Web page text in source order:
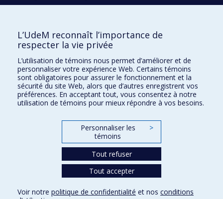
Kinésiologie et des sciences de l’activité physique
Orthophonie et audiologie
Réadaptation
Directions
DPC
CPASS
L’UdeM reconnaît l’importance de
respecter la vie privée
L’utilisation de témoins nous permet d’améliorer et de
personnaliser votre expérience Web. Certains témoins
sont obligatoires pour assurer le fonctionnement et la
sécurité du site Web, alors que d’autres enregistrent vos
préférences. En acceptant tout, vous consentez à notre
utilisation de témoins pour mieux répondre à vos besoins.
Personnaliser les
témoins
>
Tout refuser
Tout accepter
Voir notre politique de confidentialité et nos conditions